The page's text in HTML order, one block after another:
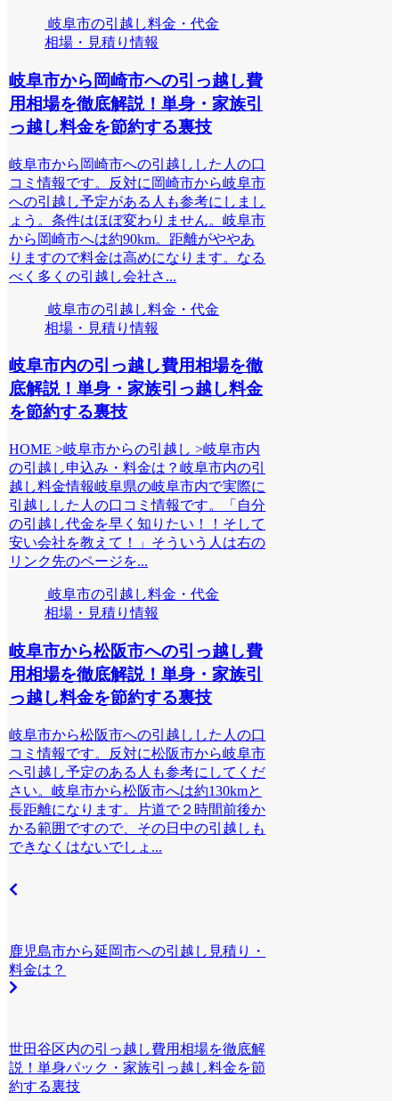
岐阜市の引越し料金・代金
相場・見積り情報
岐阜市から岡崎市への引っ越し費
用相場を徹底解説！単身・家族引
っ越し料金を節約する裏技
岐阜市から岡崎市への引越しした人の口
コミ情報です。反対に岡崎市から岐阜市
への引越し予定がある人も参考にしまし
ょう。条件はほぼ変わりません。岐阜市
から岡崎市へは約90km。距離がややあ
りますので料金は高めになります。なる
べく多くの引越し会社さ...
岐阜市の引越し料金・代金
相場・見積り情報
岐阜市内の引っ越し費用相場を徹
底解説！単身・家族引っ越し料金
を節約する裏技
HOME >岐阜市からの引越し >岐阜市内
の引越し申込み・料金は？岐阜市内の引
越し料金情報岐阜県の岐阜市内で実際に
引越しした人の口コミ情報です。「自分
の引越し代金を早く知りたい！！そして
安い会社を教えて！」そういう人は右の
リンク先のページを...
岐阜市の引越し料金・代金
相場・見積り情報
岐阜市から松阪市への引っ越し費
用相場を徹底解説！単身・家族引
っ越し料金を節約する裏技
岐阜市から松阪市への引越しした人の口
コミ情報です。反対に松阪市から岐阜市
へ引越し予定のある人も参考にしてくだ
さい。岐阜市から松阪市へは約130kmと
長距離になります。片道で２時間前後か
かる範囲ですので、その日中の引越しも
できなくはないでしょ...
鹿児島市から延岡市への引越し見積り・
料金は？
世田谷区内の引っ越し費用相場を徹底解
説！単身パック・家族引っ越し料金を節
約する裏技